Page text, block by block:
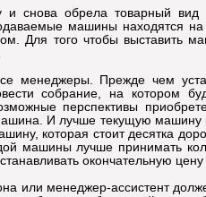
Шаг 3 Добавьте
снова обрела товарный вид
машины находятся
Для того чтобы выставить
менеджеры. Прежде чем
собрание, на котором
перспективы
И лучше текущую
которая стоит десятка
машины лучше принимать
окончательную
или менеджер-ассистент